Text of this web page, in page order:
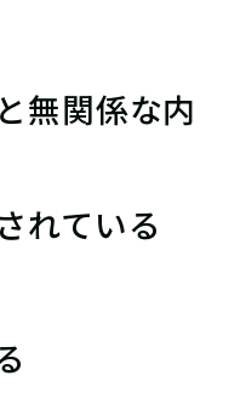
無関係な内
れている